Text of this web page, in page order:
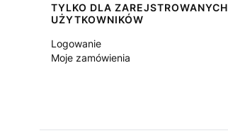
Linki w stopce
TYLKO DLA ZAREJSTROWANYCH
UŻYTKOWNIKÓW
Logowanie
Moje zamówienia